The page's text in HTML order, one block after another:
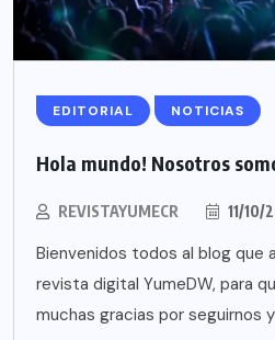
EDITORIAL NOTICIAS
Hola mundo! Nosotros
REVISTAYUMECR 11/10/
Bienvenidos todos al blog que
revista digital YumeDW, para
muchas gracias por seguirnos y